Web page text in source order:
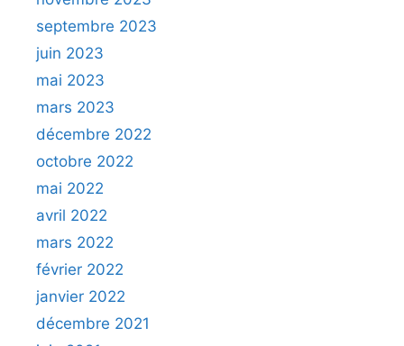
septembre 2023
juin 2023
mai 2023
mars 2023
décembre 2022
octobre 2022
mai 2022
avril 2022
mars 2022
février 2022
janvier 2022
décembre 2021